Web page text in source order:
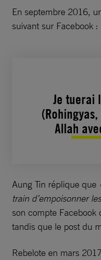
En septembre 2016,
suivant sur Facebook :
Je tuerai
Allah
Aung Tin réplique que
train d’empoisonner
son compte Facebook
tandis que le post du
Rebelote en mars